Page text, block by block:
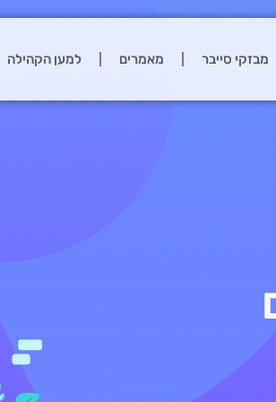
מבזקי סייבר מאמרים למען הקהילה